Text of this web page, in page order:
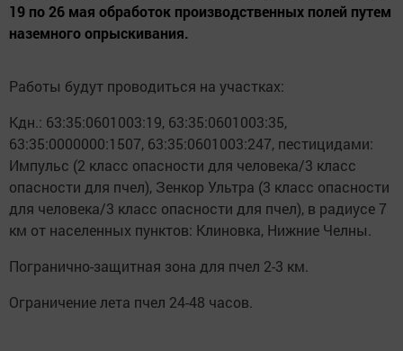
19 по 26 мая обработок производственных полей путем
наземного опрыскивания.
Работы будут проводиться на участках:
Кдн.: 63:35:0601003:19, 63:35:0601003:35,
63:35:0000000:1507, 63:35:0601003:247, пестицидами:
Импульс (2 класс опасности для человека/3 класс
опасности для пчел), Зенкор Ультра (3 класс опасности
для человека/3 класс опасности для пчел), в радиусе 7
км от населенных пунктов: Клиновка, Нижние Челны.
Погранично-защитная зона для пчел 2-3 км.
Ограничение лета пчел 24-48 часов.